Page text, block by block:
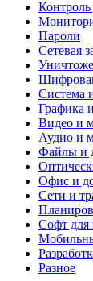
Контроль
Пароли
Сетевая
Система
Графика
Видео и
Аудио и
Файлы и
Офис и
Сети и
Софт для
Разное